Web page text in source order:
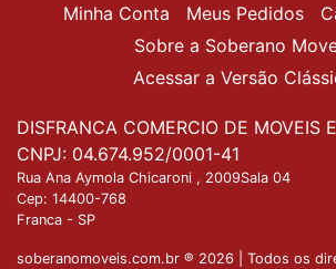
Minha Conta Meus Pedidos
Sobre a Soberano
Acessar a Versão
DISFRANCA COMERCIO DE MOVEIS
CNPJ: 04.674.952/0001-41
Rua Ana Aymola Chicaroni , 2009Sala 04
Cep: 14400-768
Franca - SP
soberanomoveis.com.br ® 2026 | Todos os